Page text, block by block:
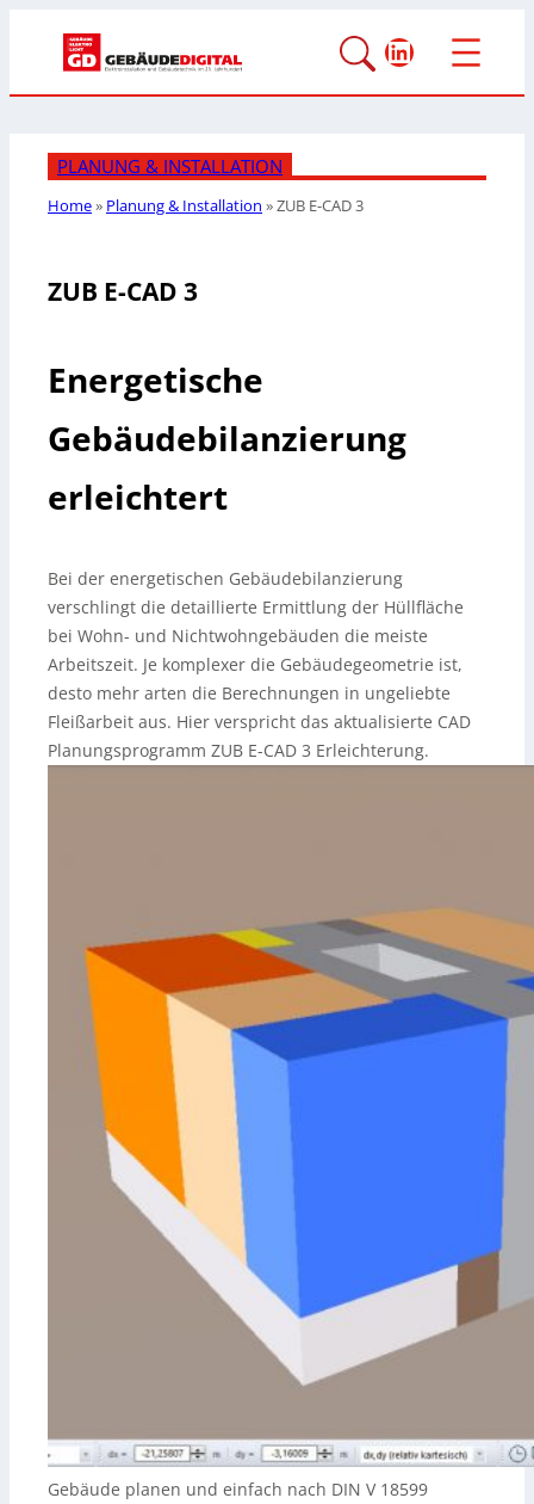
LinkedIn
PLANUNG & INSTALLATION
Home» Planung & Installation »ZUB E-CAD 3
ZUB E-CAD 3
Energetische
Gebäudebilanzierung
erleichtert
Bei der energetischen Gebäudebilanzierung
verschlingt die detaillierte Ermittlung der Hüllfläche
bei Wohn- und Nichtwohngebäuden die meiste
Arbeitszeit. Je komplexer die Gebäudegeometrie ist,
desto mehr arten die Berechnungen in ungeliebte
Fleißarbeit aus. Hier verspricht das aktualisierte CAD
Planungsprogramm ZUB E-CAD 3 Erleichterung.
Gebäude planen und einfach nach DIN V 18599